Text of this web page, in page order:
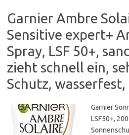
Garnier Ambre
Sensitive expert+
Spray, LSF 50+,
zieht schnell ein,
Schutz,
Garnier
LSF50+,